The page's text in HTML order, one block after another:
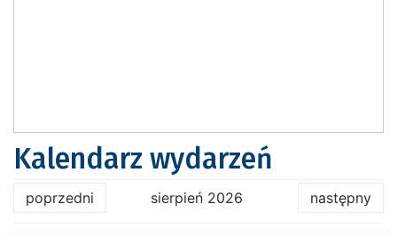
Kalendarz wydarzeń
poprzedni sierpień 2026 następny